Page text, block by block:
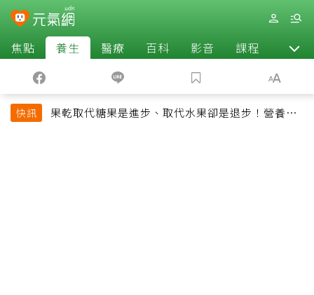
焦點 養生 醫療 百科 影音 課程 退休
快訊
果乾取代糖果是進步、取代水果卻是退步！營養師